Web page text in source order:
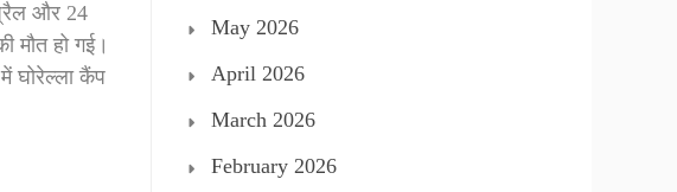
और 24
मौत हो गई।
घोरेल्ला कैंप
May 2026
April 2026
March 2026
February 2026